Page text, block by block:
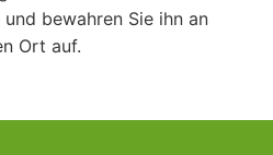
bewahren Sie ihn an
Ort auf.